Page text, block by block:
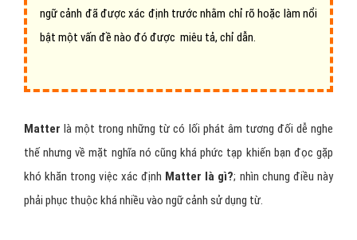
ngữ cảnh đã được xác định trước nhằm chỉ rõ hoặc làm nổi
bật một vấn đề nào đó được miêu tả, chỉ dẫn.
Matter là một trong những từ có lối phát âm tương đối dễ nghe
thế nhưng về mặt nghĩa nó cũng khá phức tạp khiến bạn đọc gặp
khó khăn trong việc xác định Matter là gì?; nhìn chung điều này
phải phục thuộc khá nhiều vào ngữ cảnh sử dụng từ.